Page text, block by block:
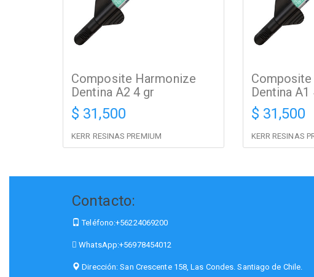
Composite Harmonize
Dentina A2 4 gr
$ 31,500
KERR RESINAS PREMIUM
Dentina A1
$ 31,500
KERR RESINAS
Contacto:
Teléfono:+56224069200
WhatsApp:+56978454012
Dirección:San Crescente 158, Las Condes. Santiago de Chile.